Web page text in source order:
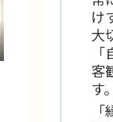
け
大
客
す。